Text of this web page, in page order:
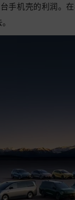
手机壳的利润。